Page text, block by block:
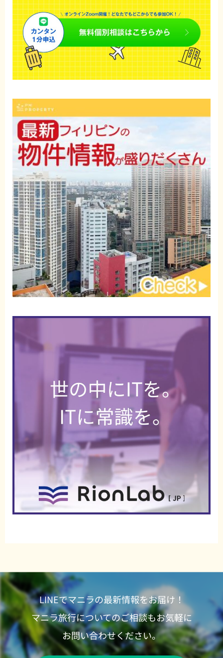
LINEでマニラの最新情報をお届け！
マニラ旅行についてのご相談もお気軽に
お問い合わせください。